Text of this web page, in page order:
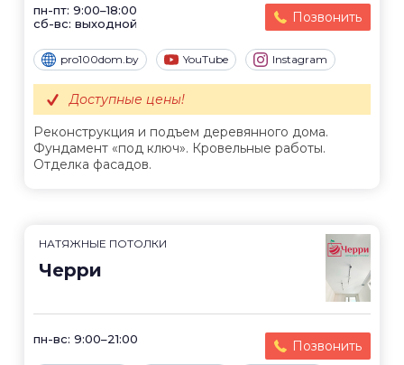
пн-пт: 9:00–18:00
сб-вс: выходной
Позвонить
pro100dom.by YouTube Instagram
Реконструкция и подъем деревянного дома.
Фундамент «под ключ». Кровельные работы.
Отделка фасадов.
Доступные цены!
НАТЯЖНЫЕ ПОТОЛКИ
Черри
пн-вс: 9:00–21:00 Позвонить